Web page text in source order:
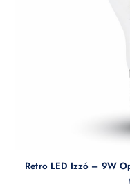
Retro LED Izzó – 9W